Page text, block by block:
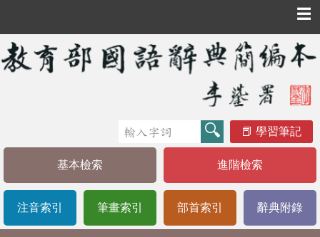
☰
學習筆記
基本檢索 進階檢索
注音索引 筆畫索引 部首索引 辭典附錄